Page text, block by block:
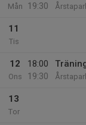
Mån
19:30
11
Tis
12
Ons
18:00
19:30
13
Tor